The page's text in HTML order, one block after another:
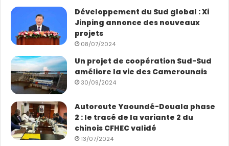
Développement du Sud global : Xi
Jinping annonce des nouveaux
projets
08/07/2024
Un projet de coopération Sud-Sud
améliore la vie des Camerounais
30/09/2024
Autoroute Yaoundé-Douala phase
2 : le tracé de la variante 2 du
chinois CFHEC validé
13/07/2024